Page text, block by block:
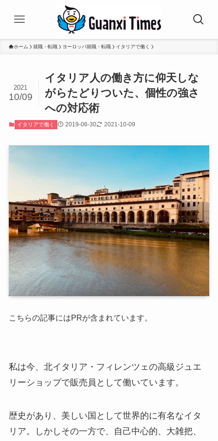
ホーム 就職・転職 ヨーロッパ就職・転職 イタリアで働く
イタリア人の働き方に仰天しな
がらたどりついた、個性の強さ
への対応術
2021
10/09
イタリアで働く 2019-06-30 2021-10-09
こちらの記事にはPRが含まれています。
私は今、北イタリア・フィレンツェの高級ジュエ
リーショップで販売員として働いています。
歴史があり、美しい国として世界的に有名なイタ
リア。しかしその一方で、自己中心的、大雑把、